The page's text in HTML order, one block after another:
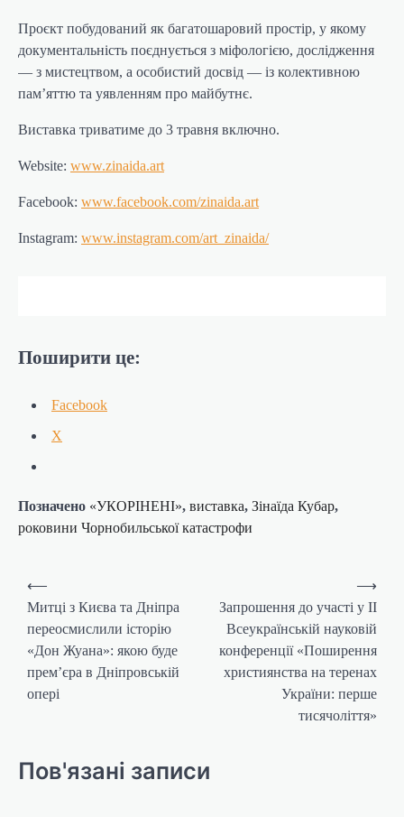
Проєкт побудований як багатошаровий простір, у якому
документальність поєднується з міфологією, дослідження
— з мистецтвом, а особистий досвід — із колективною
пам’яттю та уявленням про майбутнє.
Виставка триватиме до 3 травня включно.
Website: www.zinaida.art
Facebook: www.facebook.com/zinaida.art
Instagram: www.instagram.com/art_zinaida/
Поширити це:
Facebook
X
Позначено «УКОРІНЕНІ», виставка, Зінаїда Кубар,
роковини Чорнобильської катастрофи
Навігація
записів
⟵
Митці з Києва та Дніпра
переосмислили історію
«Дон Жуана»: якою буде
прем’єра в Дніпровській
опері
Запрошення до участі у ІІ
Всеукраїнській науковій
конференції «Поширення
християнства на теренах
України: перше
тисячоліття»
⟶
Пов'язані записи